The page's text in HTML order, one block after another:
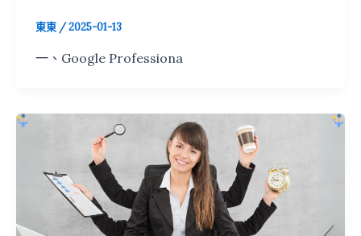
東東 /2025-01-13
一、Google Professiona